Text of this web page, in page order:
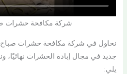
شركة مكافحة حشرات
نحاول في شركة مكافحة حشرات صباح
جديد في مجال إبادة الحشرات نهائيًا،
يلي: